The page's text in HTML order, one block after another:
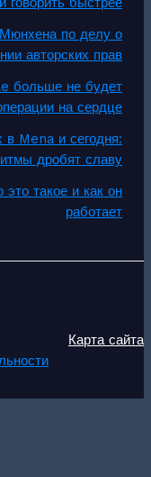
по делу о
авторских прав
больше не будет
на сердце
Mena и сегодня:
дробят славу
такое и как он
работает
Карта сайта